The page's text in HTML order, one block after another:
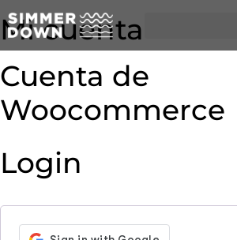
Mi cuenta
Cuenta de
Woocommerce
Login